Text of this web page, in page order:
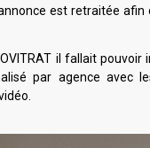
est retraitée
il fallait
par agence avec